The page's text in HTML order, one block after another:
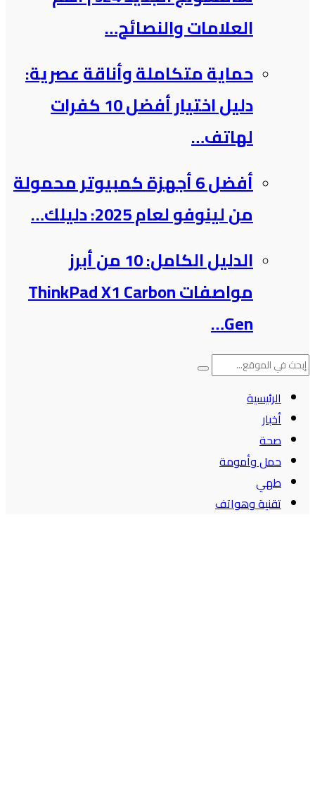
العلامات والنصائح…
حماية متكاملة وأناقة عصرية:
دليل اختيار أفضل 10 كفرات
لهاتف…
أفضل 6 أجهزة كمبيوتر محمولة
من لينوفو لعام 2025: دليلك…
الدليل الكامل: 10 من أبرز
مواصفات ThinkPad X1 Carbon
Gen…
الرئيسية
أخبار
صحة
حمل وأمومة
طهي
تقنية وهواتف